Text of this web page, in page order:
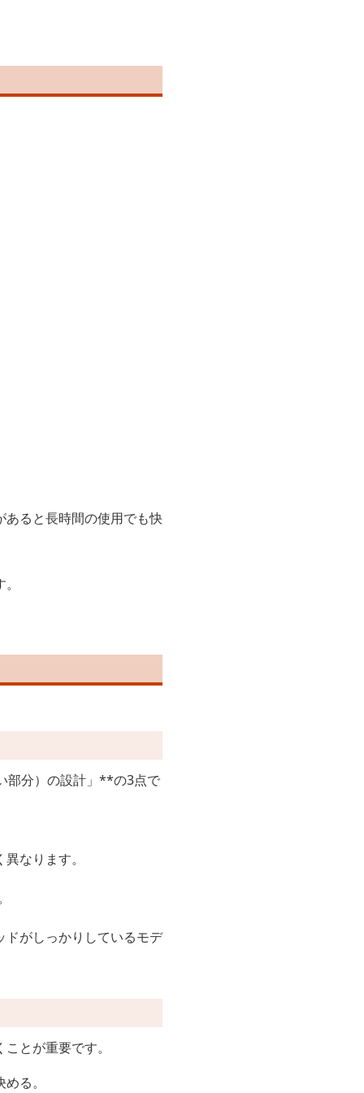
ると長時間の使用でも快
部分）の設計」**の3点で
なります。
がしっかりしているモデ
とが重要です。
る。